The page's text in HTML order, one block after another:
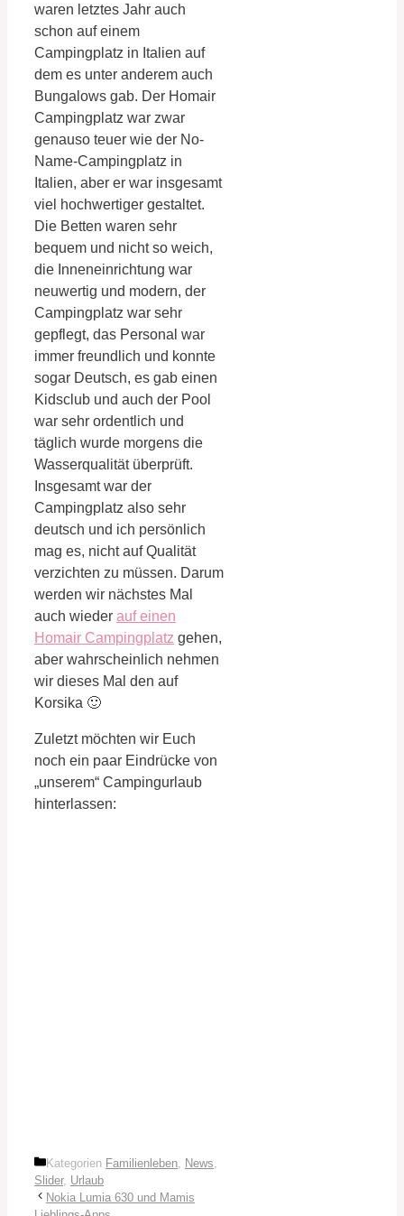
waren letztes Jahr auch
schon auf einem
Campingplatz in Italien auf
dem es unter anderem auch
Bungalows gab. Der Homair
Campingplatz war zwar
genauso teuer wie der No-
Name-Campingplatz in
Italien, aber er war insgesamt
viel hochwertiger gestaltet.
Die Betten waren sehr
bequem und nicht so weich,
die Inneneinrichtung war
neuwertig und modern, der
Campingplatz war sehr
gepflegt, das Personal war
immer freundlich und konnte
sogar Deutsch, es gab einen
Kidsclub und auch der Pool
war sehr ordentlich und
täglich wurde morgens die
Wasserqualität überprüft.
Insgesamt war der
Campingplatz also sehr
deutsch und ich persönlich
mag es, nicht auf Qualität
verzichten zu müssen. Darum
werden wir nächstes Mal
auch wieder auf einen
Homair Campingplatz gehen,
aber wahrscheinlich nehmen
wir dieses Mal den auf
Korsika 🙂
Zuletzt möchten wir Euch
noch ein paar Eindrücke von
„unserem“ Campingurlaub
hinterlassen:
Kategorien Familienleben News
Slider, Urlaub
Nokia Lumia 630 und Mamis